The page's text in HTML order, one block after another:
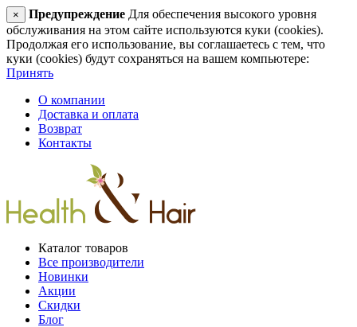
× Предупреждение Для обеспечения высокого уровня
обслуживания на этом сайте используются куки (cookies).
Продолжая его использование, вы соглашаетесь с тем, что
куки (cookies) будут сохраняться на вашем компьютере:
Принять
О компании
Доставка и оплата
Возврат
Контакты
Каталог товаров
Все производители
Новинки
Акции
Скидки
Блог